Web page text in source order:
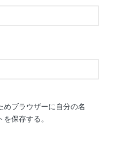
めブラウザーに自分の名
保存する。